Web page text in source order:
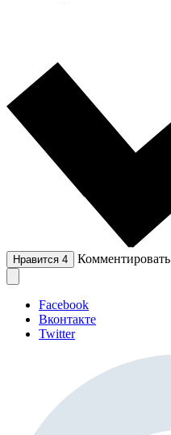
Нравится 4 Комментировать
Facebook
Вконтакте
Twitter